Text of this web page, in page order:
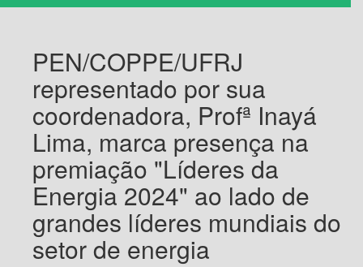
PEN/COPPE/UFRJ
representado por sua
coordenadora, Profª Inayá
Lima, marca presença na
premiação "Líderes da
Energia 2024" ao lado de
grandes líderes mundiais do
setor de energia